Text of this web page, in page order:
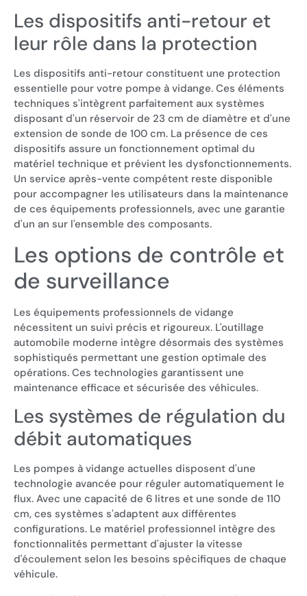
Les dispositifs anti-retour et
leur rôle dans la protection
Les dispositifs anti-retour constituent une protection
essentielle pour votre pompe à vidange. Ces éléments
techniques s'intègrent parfaitement aux systèmes
disposant d'un réservoir de 23 cm de diamètre et d'une
extension de sonde de 100 cm. La présence de ces
dispositifs assure un fonctionnement optimal du
matériel technique et prévient les dysfonctionnements.
Un service après-vente compétent reste disponible
pour accompagner les utilisateurs dans la maintenance
de ces équipements professionnels, avec une garantie
d'un an sur l'ensemble des composants.
Les options de contrôle et
de surveillance
Les équipements professionnels de vidange
nécessitent un suivi précis et rigoureux. L'outillage
automobile moderne intègre désormais des systèmes
sophistiqués permettant une gestion optimale des
opérations. Ces technologies garantissent une
maintenance efficace et sécurisée des véhicules.
Les systèmes de régulation du
débit automatiques
Les pompes à vidange actuelles disposent d'une
technologie avancée pour réguler automatiquement le
flux. Avec une capacité de 6 litres et une sonde de 110
cm, ces systèmes s'adaptent aux différentes
configurations. Le matériel professionnel intègre des
fonctionnalités permettant d'ajuster la vitesse
d'écoulement selon les besoins spécifiques de chaque
véhicule.